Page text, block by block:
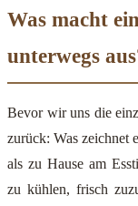
Was macht
unterwegs
Bevor wir uns die
zurück: Was zeichnet
als zu Hause am
zu kühlen, frisch